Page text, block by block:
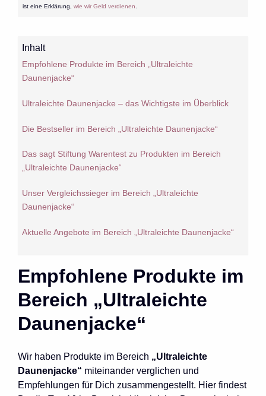
ist eine Erklärung, wie wir Geld verdienen
Inhalt
Empfohlene Produkte im Bereich „Ultraleichte
Daunenjacke“
Ultraleichte Daunenjacke – das Wichtigste im Überblick
Die Bestseller im Bereich „Ultraleichte Daunenjacke“
Das sagt Stiftung Warentest zu Produkten im Bereich
„Ultraleichte Daunenjacke“
Unser Vergleichssieger im Bereich „Ultraleichte
Daunenjacke“
Aktuelle Angebote im Bereich „Ultraleichte Daunenjacke“
Empfohlene Produkte im
Bereich „Ultraleichte
Daunenjacke“
Wir haben Produkte im Bereich „Ultraleichte
Daunenjacke“ miteinander verglichen und
Empfehlungen für Dich zusammengestellt. Hier findest